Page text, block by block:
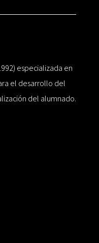
especializada en
el desarrollo del
del alumnado.